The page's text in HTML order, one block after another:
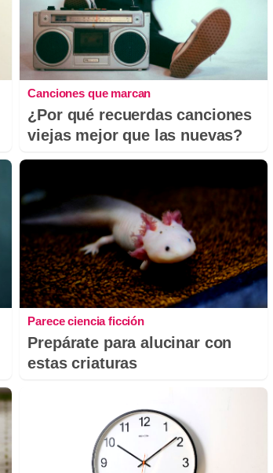
Canciones que marcan
¿Por qué recuerdas canciones
viejas mejor que las nuevas?
Parece ciencia ficción
Prepárate para alucinar con
estas criaturas